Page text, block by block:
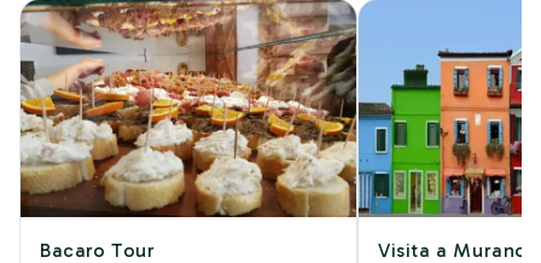
Bacaro Tour
Visita a Murano,